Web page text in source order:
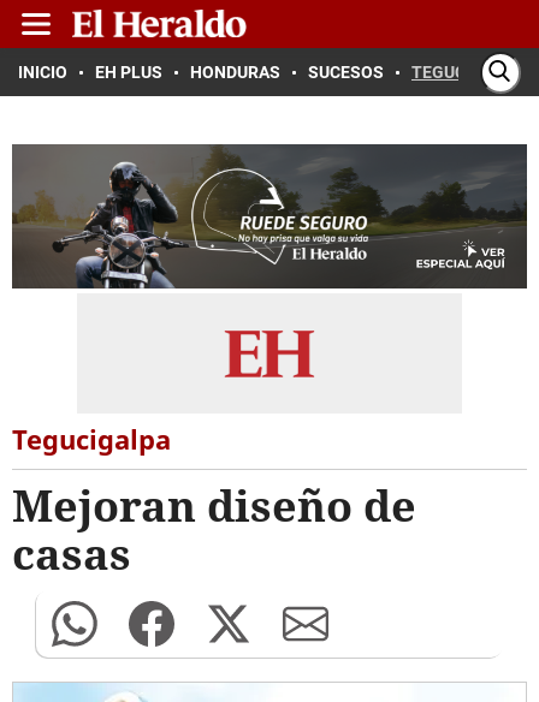
INICIO EH PLUS HONDURAS SUCESOS TEGUCIGALPA
Tegucigalpa
Mejoran diseño de
casas